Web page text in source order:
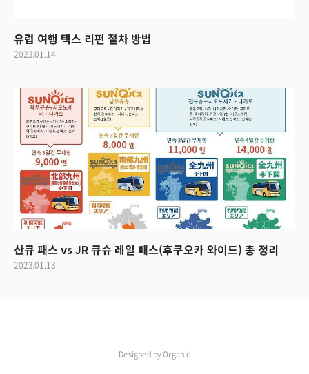
유럽 여행 택스 리펀 절차 방법
2023.01.14
산큐 패스 vs JR 큐슈 레일 패스(후쿠오카 와이드) 총 정리
2023.01.13
Designed byOrganic